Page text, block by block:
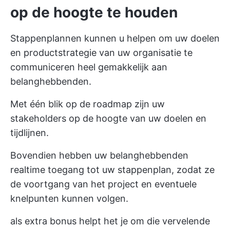
op de hoogte te houden
Stappenplannen kunnen u helpen om uw doelen
en productstrategie van uw organisatie te
communiceren heel gemakkelijk aan
belanghebbenden.
Met één blik op de roadmap zijn uw
stakeholders op de hoogte van uw doelen en
tijdlijnen.
Bovendien hebben uw belanghebbenden
realtime toegang tot uw stappenplan, zodat ze
de voortgang van het project en eventuele
knelpunten kunnen volgen.
als extra bonus helpt het je om die vervelende